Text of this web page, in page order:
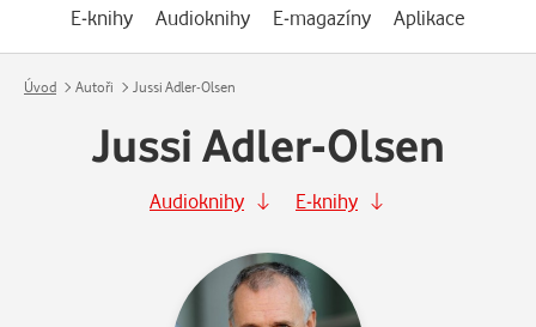
E-knihy Audioknihy E-magazíny Aplikace
Úvod Autoři Jussi Adler-Olsen
Jussi Adler-Olsen
Audioknihy E-knihy